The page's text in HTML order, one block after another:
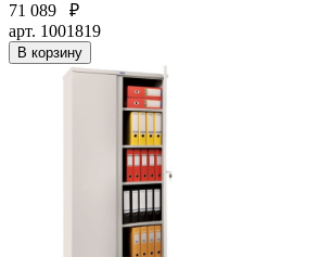
71 089
₽
арт. 1001819
В корзину